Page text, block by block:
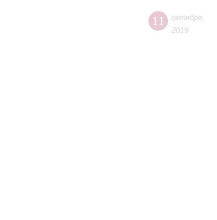
11 октября
2019